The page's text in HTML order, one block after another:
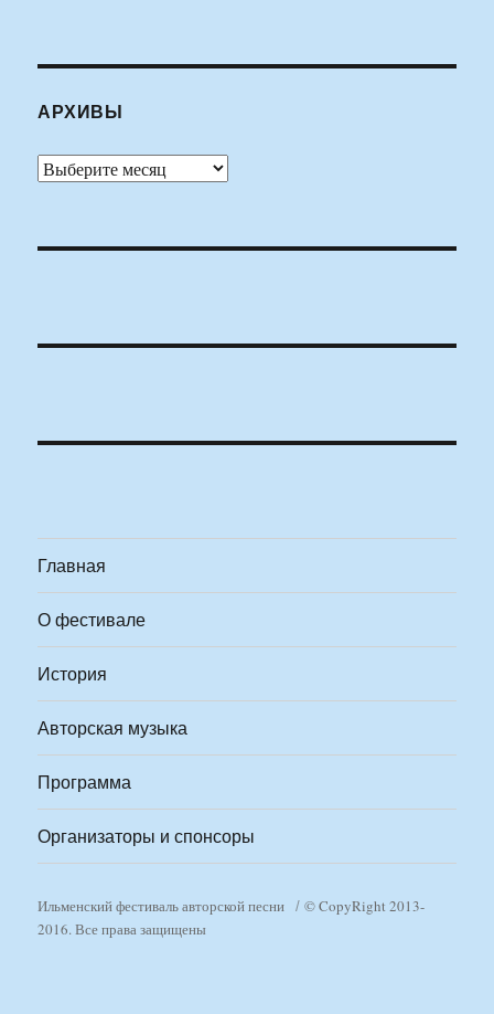
АРХИВЫ
Архивы
Главная
О фестивале
История
Авторская музыка
Программа
Организаторы и спонсоры
Ильменский фестиваль авторской песни
© CopyRight 2013-
2016. Все права защищены